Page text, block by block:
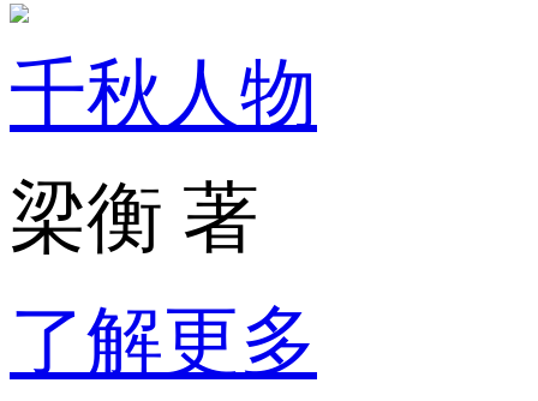
千秋人物
梁衡 著
了解更多